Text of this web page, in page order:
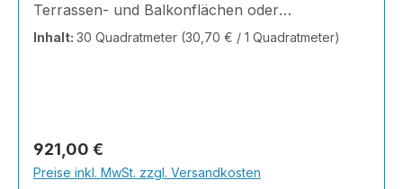
Terrassen- und Balkonflächen oder
Gewerbeobjekte und Austellungsräume; unsere
und einfach zu verlegen. Stöbern Sie in unserem
Shop nach Ihrer Lieblingsfarbe und legen Sie
gleich los! Inhalt 12x25kg Marmorsteine 6kg
Inhalt: 30 Quadratmeter (30,70 € / 1 Quadratmeter)
Regulärer Preis:
921,00 €
Preise inkl. MwSt. zzgl. Versandkosten